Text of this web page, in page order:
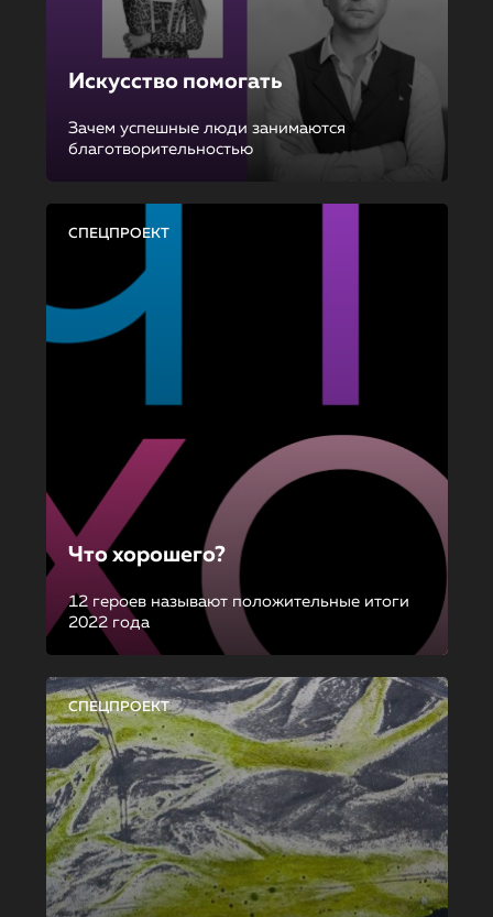
Искусство помогать
Зачем успешные люди занимаются
благотворительностью
СПЕЦПРОЕКТ
Что хорошего?
12 героев называют положительные итоги
2022 года
СПЕЦПРОЕКТ